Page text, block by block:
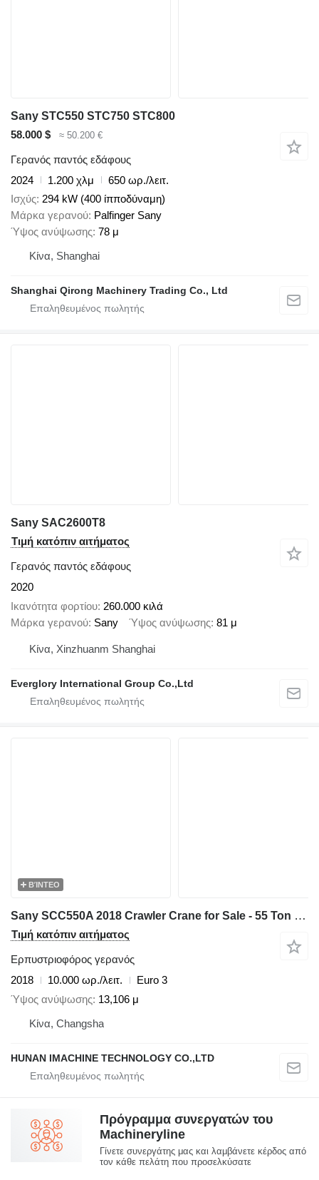
Sany STC550 STC750 STC800
58.000 $
≈ 50.200 €
Γερανός παντός εδάφους
2024
1.200 χλμ
650 ωρ./λειτ.
Ισχύς 294 kW (400 ίπποδύναμη)
Μάρκα γερανού Palfinger Sany
Ύψος ανύψωσης 78 μ
Κίνα, Shanghai
Shanghai Qirong Machinery Trading Co., Ltd
Sany SAC2600T8
Τιμή κατόπιν αιτήματος
Γερανός παντός εδάφους
2020
Ικανότητα φορτίου 260.000 κιλά
Μάρκα γερανού Sany Ύψος ανύψωσης 81 μ
Κίνα, Xinzhuanm Shanghai
Everglory International Group Co.,Ltd
ΒΊΝΤΕΟ
Sany SCC550A 2018 Crawler Crane for Sale - 55 Ton Capacity - Low Pric
Τιμή κατόπιν αιτήματος
Ερπυστριοφόρος γερανός
2018
10.000 ωρ./λειτ.
Euro 3
Ύψος ανύψωσης 13,106 μ
Κίνα, Changsha
HUNAN IMACHINE TECHNOLOGY CO.,LTD
Πρόγραμμα συνεργατών του
Machineryline
Γίνετε συνεργάτης μας και λαμβάνετε κέρδος από
τον κάθε πελάτη που προσελκύσατε